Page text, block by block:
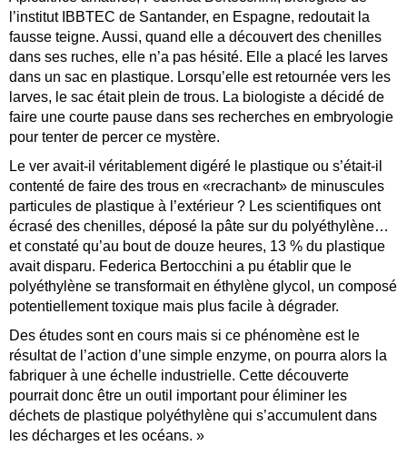
l’institut IBBTEC de Santander, en Espagne, redoutait la
fausse teigne. Aussi, quand elle a découvert des chenilles
dans ses ruches, elle n’a pas hésité. Elle a placé les larves
dans un sac en plastique. Lorsqu’elle est retournée vers les
larves, le sac était plein de trous. La biologiste a décidé de
faire une courte pause dans ses recherches en embryologie
pour tenter de percer ce mystère.
Le ver avait-il véritablement digéré le plastique ou s’était-il
contenté de faire des trous en «recrachant» de minuscules
particules de plastique à l’extérieur ? Les scientifiques ont
écrasé des chenilles, déposé la pâte sur du polyéthylène…
et constaté qu’au bout de douze heures, 13 % du plastique
avait disparu. Federica Bertocchini a pu établir que le
polyéthylène se transformait en éthylène glycol, un composé
potentiellement toxique mais plus facile à dégrader.
Des études sont en cours mais si ce phénomène est le
résultat de l’action d’une simple enzyme, on pourra alors la
fabriquer à une échelle industrielle. Cette découverte
pourrait donc être un outil important pour éliminer les
déchets de plastique polyéthylène qui s’accumulent dans
les décharges et les océans. »